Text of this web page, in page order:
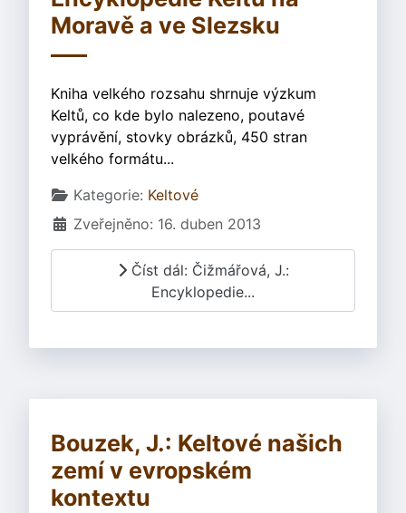
Moravě a ve Slezsku
Kniha velkého rozsahu shrnuje výzkum
Keltů, co kde bylo nalezeno, poutavé
vyprávění, stovky obrázků, 450 stran
velkého formátu...
Základní údaje
Kategorie: Keltové
Zveřejněno: 16. duben 2013
Číst dál: Čižmářová, J.:
Encyklopedie...
Bouzek, J.: Keltové našich
zemí v evropském
kontextu